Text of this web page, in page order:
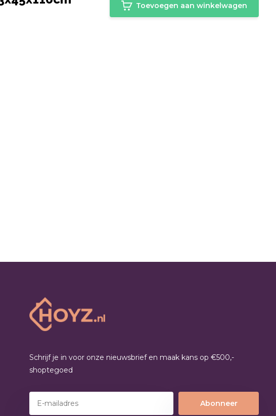
Toevoegen aan winkelwagen
Schrijf je in voor onze nieuwsbrief en maak kans op €500,-
shoptegoed
Abonneer